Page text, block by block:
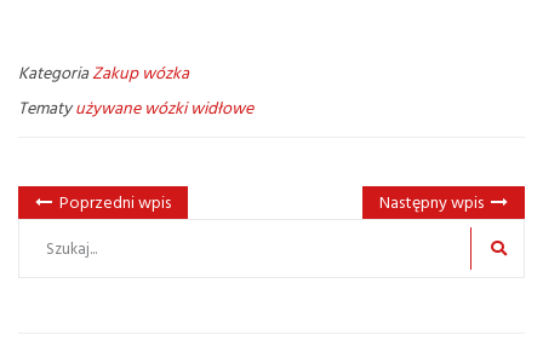
KategoriaZakup wózka
Tematyużywane wózki widłowe
Poprzedni wpis Następny wpis